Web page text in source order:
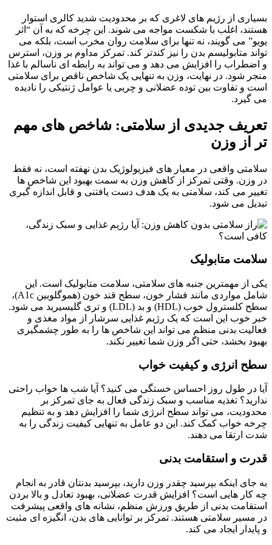
بسیاری از رژیم های لاغری که بر محدودیت شدید کالری استوار
هستند، اغلب با شکست مواجه می شوند. این چرخه که به آن “اثر
یویو” می گویند، نه تنها برای سلامت روان مخرب است، بلکه می
تواند متابولیسم بدن را نیز کندتر کند. تمرکز مداوم بر وزن، استرس
و اضطراب را افزایش می دهد و می تواند به رابطه ای ناسالم با غذا
منجر شود. در نهایت، وزن به تنهایی یک شاخص ناقص برای سلامتی
است و تفاوت بین توده عضلانی و چربی یا عوامل ژنتیکی را نادیده
می گیرد.
تعریف جدیدی از سلامتی: شاخص های مهم
تر از وزن
سلامتی واقعی در معیار های فیزیولوژیک بدن نهفته است، نه فقط
در وزن. وقتی تمرکز از کاهش وزن به سمت بهبود این شاخص ها
تغییر می کند، سلامتی به یک هدف دست یافتنی و قابل اندازه گیری
تبدیل می شود.
سلامت متابولیک
یکی از مهمترین جنبه های سلامتی، سلامت متابولیک است. این
شامل مواردی مانند فشار خون، سطح قند خون (هموگلوبین A1c)،
سطح کلسترول خوب (HDL) و بد (LDL) و تری گلیسیرید می شود.
خبر خوب این است که یک رژیم غذایی سرشار از مواد مغذی و
فعالیت بدنی منظم می تواند این شاخص ها را به طور چشمگیری
بهبود بخشد، حتی اگر وزن شما تغییر نکند.
سطح انرژی و کیفیت خواب
آیا در طول روز احساس خستگی می کنید؟ آیا شب ها خواب راحتی
ندارید؟ تغذیه مناسب و سبک زندگی فعال به جای تمرکز بر
محدودیت، می تواند سطح انرژی شما را افزایش دهد و به تنظیم
چرخه خواب کمک کند. این دو عامل به تنهایی کیفیت زندگی را به
شدت ارتقا می دهند.
قدرت و استقامت بدنی
به جای اینکه بپرسید چقدر وزن دارید، بپرسید بدنتان قادر به انجام
چه کار هایی است؟ افزایش قدرت عضلانی، بهبود تعادل و بالا بردن
استقامت بدنی از طریق ورزش منظم، نشانه های واقعی پیشرفت
در مسیر سلامتی هستند. تمرکز بر توانایی های بدن، انگیزه ای مثبت
و پایدار ایجاد می کند.